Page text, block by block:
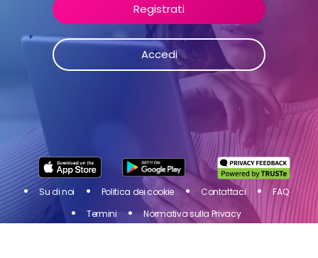
Unisciti a Toluna Influencers, una community di
persone come te! Condividi la tua opinione sui
prodotti e i servizi dei marchi che ami e ricevi una
ricompensa per la tua partecipazione ai sondaggi
Accedi
Su di noi Politica dei cookie Contattaci
FAQ
Termini
Normativa sulla Privacy
Registrati
Accedi